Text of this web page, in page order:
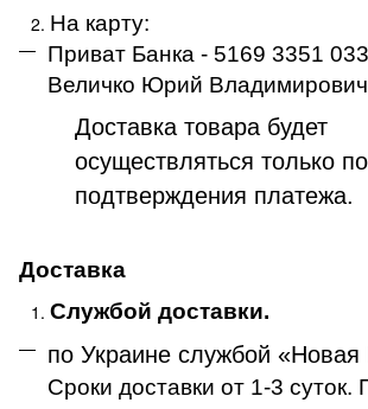
На карту:
Приват Банка - 5169 3351
Величко Юрий Владимирович
Доставка товара будет
осуществляться только
подтверждения платежа.
Доставка
Службой доставки.
по Украине службой «Новая
Сроки доставки от 1-3 суток.